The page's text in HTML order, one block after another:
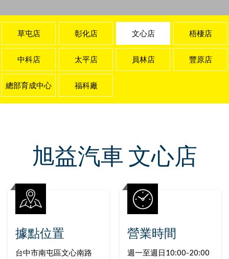
草屯店 彰化店 文心店 梧棲店
中科店 太平店 員林店 豐原店
總部育成中心 福科廠
旭益汽車 文心店
據點位置
台中市南屯區文心南路
營業時間
週一至週日10:00-20:00